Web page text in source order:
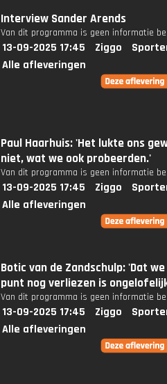
Interview Sander Arends
Van dit programma is geen informatie
13-09-2025 17:45 Ziggo
Alle afleveringen
Paul Haarhuis: 'Het lukte ons
niet, wat we ook probeerden.'
Van dit programma is geen informatie
13-09-2025 17:45 Ziggo
Alle afleveringen
Botic van de Zandschulp: 'Dat
punt nog verliezen is
Van dit programma is geen informatie
13-09-2025 17:45 Ziggo
Alle afleveringen